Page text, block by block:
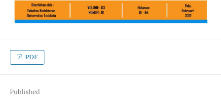
PDF
Published